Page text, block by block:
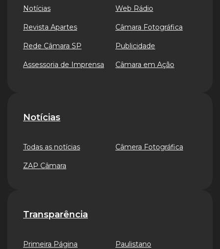
Notícias
Revista Apartes
Rede Câmara SP
Assessoria de Imprensa
Web Rádio
Câmara Fotográfica
Publicidade
Câmara em Ação
Notícias
Todas as notícias
ZAP Câmara
Câmera Fotográfica
Transparência
Primeira Página Paulistano